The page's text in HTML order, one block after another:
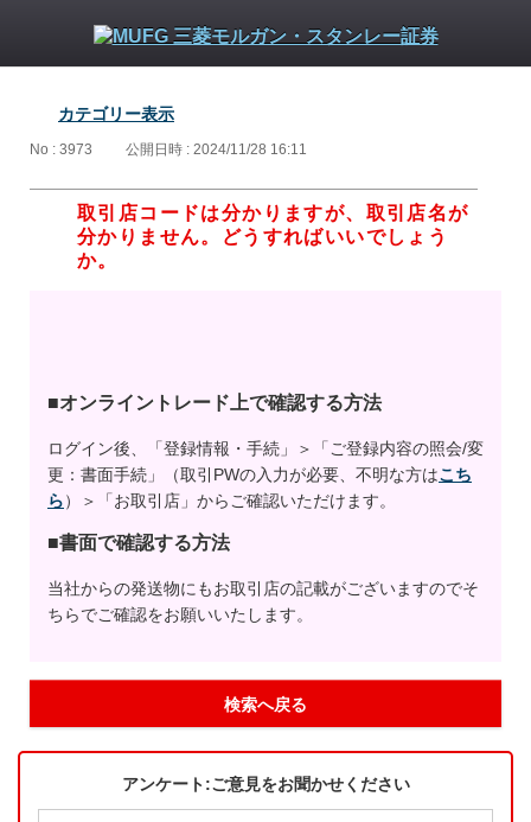
カテゴリー表示
No : 3973 公開日時 : 2024/11/28 16:11
取引店コードは分かりますが、取引店名が
分かりません。どうすればいいでしょう
か。
■オンライントレード上で確認する方法
ログイン後、「登録情報・手続」＞「ご登録内容の照会/変
更：書面手続」（取引PWの入力が必要、不明な方はこち
ら）＞「お取引店」からご確認いただけます。
■書面で確認する方法
当社からの発送物にもお取引店の記載がございますのでそ
ちらでご確認をお願いいたします。
検索へ戻る
アンケート:ご意見をお聞かせください